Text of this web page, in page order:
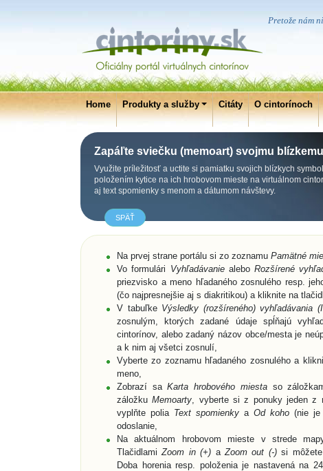
Pretože nám
Home Produkty a služby Citáty O cintorínoch
Zapáľte sviečku (memoart) svojmu blízkemu
Využite príležitosť a uctite si pamiatku svojich blízkych
položením kytice na ich hrobovom mieste na virtuálnom
aj text spomienky s menom a dátumom návštevy.
SPÄŤ
Na prvej strane portálu si zo zoznamu Pamätné
Vo formulári VyhľadávaniealeboRozšírené
priezvisko a meno hľadaného zosnulého resp.
(čo najpresnejšie aj s diakritikou) a kliknite na
V tabuľke Výsledky (rozšíreného) vyhľadávania
zosnulým, ktorých zadané údaje spĺňajú
cintorínov, alebo zadaný názov obce/mesta je
a k nim aj všetci zosnulí,
Vyberte zo zoznamu hľadaného zosnulého a
meno,
Zobrazí saKarta hrobového miestaso
záložkuMemoarty, vyberte si z ponuky jeden z
vyplňte polia Text spomienkya Od koho(nie je
odoslanie,
Na aktuálnom hrobovom mieste v strede
TlačidlamiZoom in (+) aZoom out (-)si môžete
Doba horenia resp. položenia je nastavená na